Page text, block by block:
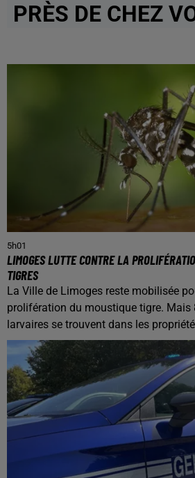
PRÈS DE CHEZ
5h01
LIMOGES LUTTE CONTRE LA
TIGRES
La Ville de Limoges reste mobilisée
prolifération du moustique tigre. Mais
larvaires se trouvent dans les